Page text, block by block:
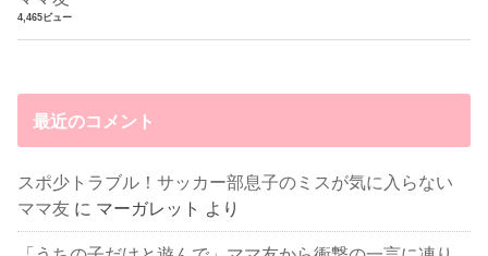
4,465ビュー
最近のコメント
スポ少トラブル！サッカー部息子のミスが気に入らない
ママ友 に マーガレット より